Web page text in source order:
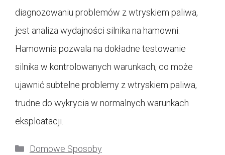
diagnozowaniu problemów z wtryskiem paliwa,
jest analiza wydajności silnika na hamowni.
Hamownia pozwala na dokładne testowanie
silnika w kontrolowanych warunkach, co może
ujawnić subtelne problemy z wtryskiem paliwa,
trudne do wykrycia w normalnych warunkach
eksploatacji.
Kategorie
Domowe Sposoby